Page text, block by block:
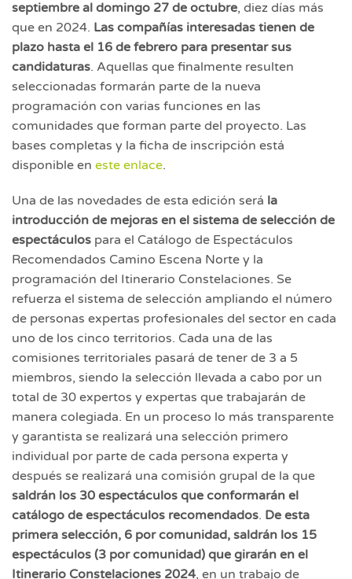
septiembre al domingo 27 de octubre, diez días más
que en 2024. Las compañías interesadas tienen de
plazo hasta el 16 de febrero para presentar sus
candidaturas. Aquellas que finalmente resulten
seleccionadas formarán parte de la nueva
programación con varias funciones en las
comunidades que forman parte del proyecto. Las
bases completas y la ficha de inscripción está
disponible en este enlace.
Una de las novedades de esta edición será la
introducción de mejoras en el sistema de selección de
espectáculos para el Catálogo de Espectáculos
Recomendados Camino Escena Norte y la
programación del Itinerario Constelaciones. Se
refuerza el sistema de selección ampliando el número
de personas expertas profesionales del sector en cada
uno de los cinco territorios. Cada una de las
comisiones territoriales pasará de tener de 3 a 5
miembros, siendo la selección llevada a cabo por un
total de 30 expertos y expertas que trabajarán de
manera colegiada. En un proceso lo más transparente
y garantista se realizará una selección primero
individual por parte de cada persona experta y
después se realizará una comisión grupal de la que
saldrán los 30 espectáculos que conformarán el
catálogo de espectáculos recomendados. De esta
primera selección, 6 por comunidad, saldrán los 15
espectáculos (3 por comunidad) que girarán en el
Itinerario Constelaciones 2024, en un trabajo de